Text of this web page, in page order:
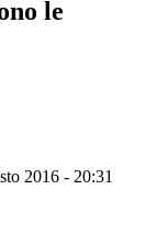
le
2016 - 20:31